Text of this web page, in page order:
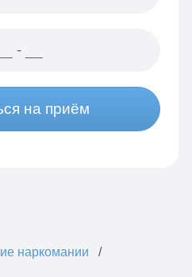
на приём
наркомании